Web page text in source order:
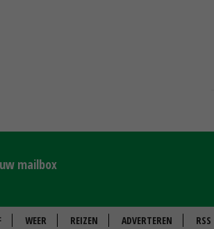
mailbox
WEER REIZEN ADVERTEREN RSS